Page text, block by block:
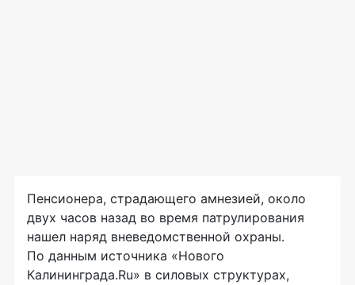
Пенсионера, страдающего амнезией, около
двух часов назад во время патрулирования
нашел наряд вневедомственной охраны.
По данным источника «Нового
Калининграда.Ru» в силовых структурах,